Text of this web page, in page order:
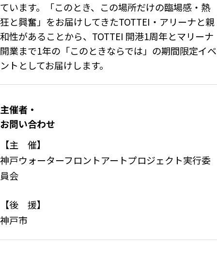
ています。「このとき、この場所だけの臨場感・熱
狂と興奮」をお届けしてきたTOTTEI・アリーナと親
和性があることから、TOTTEI 開港1周年とマリーナ
開業まで1年の「このときならでは」の期間限定イベ
ントとしてお届けします。
主催者・
お問い合わせ
【主 催】
神戸ウォーターフロントアートプロジェクト実行委
員会
【後 援】
神戸市